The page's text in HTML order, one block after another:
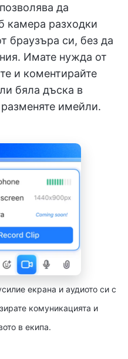
да
камера разходки
браузъра си, без да
Имате нужда от
и коментирайте
бяла дъска в
имейли.
екрана и аудиото си с
комуникацията и
в екипа.